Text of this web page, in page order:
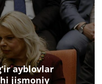
ayblovlar
jismoniy